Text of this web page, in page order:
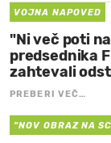
VOJNA NAPOVED
"Ni več poti
predsednika
zahtevali
PREBERI VEČ…
"NOV OBRAZ NA